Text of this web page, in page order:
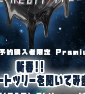
STORE
ひまわり会
ENGLISH